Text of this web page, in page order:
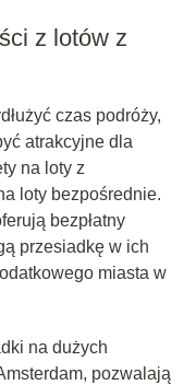
z lotów z
czas podróży,
atrakcyjne dla
na loty z
loty bezpośrednie.
bezpłatny
przesiadkę w ich
miasta w
na dużych
pozwalają